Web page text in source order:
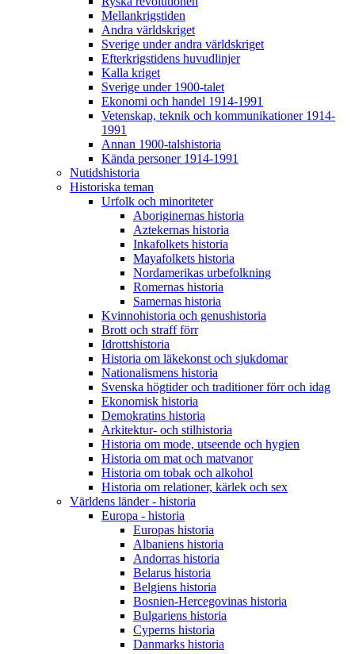
Mellankrigstiden
Andra världskriget
Sverige under andra världskriget
Efterkrigstidens huvudlinjer
Kalla kriget
Sverige under 1900-talet
Ekonomi och handel 1914-1991
Vetenskap, teknik och kommunikationer 1914-
1991
Annan 1900-talshistoria
Kända personer 1914-1991
Nutidshistoria
Historiska teman
Urfolk och minoriteter
Aboriginernas historia
Aztekernas historia
Inkafolkets historia
Mayafolkets historia
Nordamerikas urbefolkning
Romernas historia
Samernas historia
Kvinnohistoria och genushistoria
Brott och straff förr
Idrottshistoria
Historia om läkekonst och sjukdomar
Nationalismens historia
Svenska högtider och traditioner förr och idag
Ekonomisk historia
Demokratins historia
Arkitektur- och stilhistoria
Historia om mode, utseende och hygien
Historia om mat och matvanor
Historia om tobak och alkohol
Historia om relationer, kärlek och sex
Världens länder - historia
Europa - historia
Europas historia
Albaniens historia
Andorras historia
Belarus historia
Belgiens historia
Bosnien-Hercegovinas historia
Bulgariens historia
Cyperns historia
Danmarks historia